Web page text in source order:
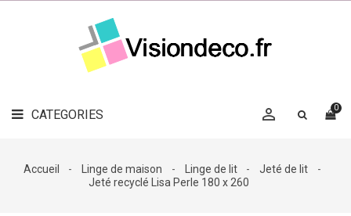
CATEGORIES 0

LE
MAG
DÉCO

DÉCO
Accueil Linge de maison Linge de lit
Jeté de lit
Jeté recyclé Lisa Perle 180 x 260